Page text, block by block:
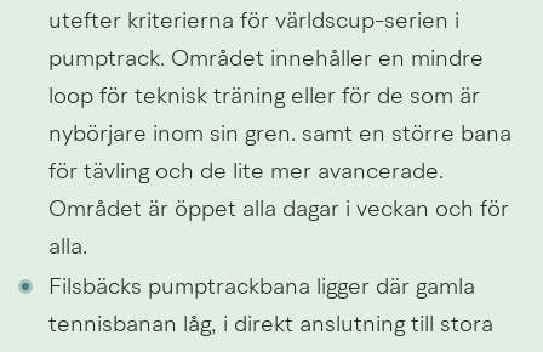
utefter kriterierna för världscup-serien i
pumptrack. Området innehåller en mindre
loop för teknisk träning eller för de som är
nybörjare inom sin gren. samt en större bana
för tävling och de lite mer avancerade.
Området är öppet alla dagar i veckan och för
alla.
Filsbäcks pumptrackbana ligger där gamla
tennisbanan låg, i direkt anslutning till stora